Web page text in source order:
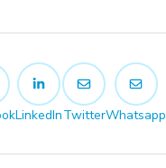
LinkedInTwitterWhatsapp